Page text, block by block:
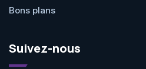
Bons plans
Suivez-nous